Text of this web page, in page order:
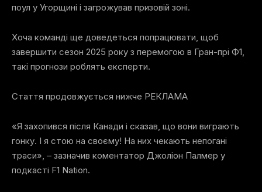
поул у Угорщині і загрожував призовій зоні.
Хоча команді ще доведеться попрацювати, щоб
завершити сезон 2025 року з перемогою в Гран-прі Ф1,
такі прогнози роблять експерти.
Стаття продовжується нижче РЕКЛАМА
«Я захопився після Канади і сказав, що вони виграють
гонку. І я стою на своєму! На них чекають непогані
траси», – зазначив коментатор Джоліон Палмер у
подкасті F1 Nation.